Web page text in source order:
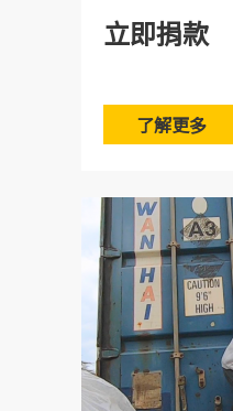
Q：倉庫附近方便停車
A：舊鞋救命計畫 或
可留03-426-1783
可使用郵局、嘉里
宅急便，或各大貨運
物資送達倉庫， 以您
2024年開始我們有何
考看看唷！
立即捐款
了解更多